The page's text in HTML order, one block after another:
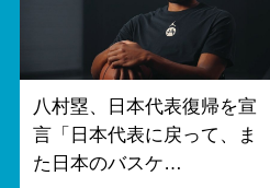
八村塁、日本代表復帰を宣
言「日本代表に戻って、ま
た日本のバスケ…